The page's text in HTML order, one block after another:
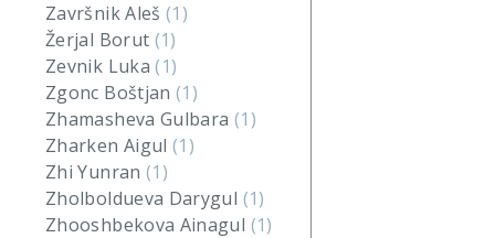
Završnik Aleš(1)
Žerjal Borut (1)
Zevnik Luka(1)
Zgonc Boštjan(1)
Zhamasheva Gulbara (1)
Zharken Aigul(1)
Zhi Yunran (1)
Zholboldueva Darygul (1)
Zhooshbekova Ainagul (1)